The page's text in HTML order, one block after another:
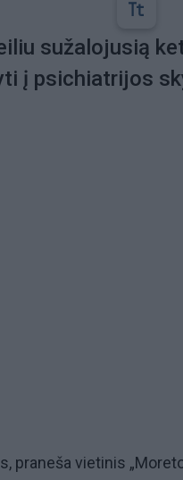
sužalojusią
į psichiatrijos
praneša vietinis